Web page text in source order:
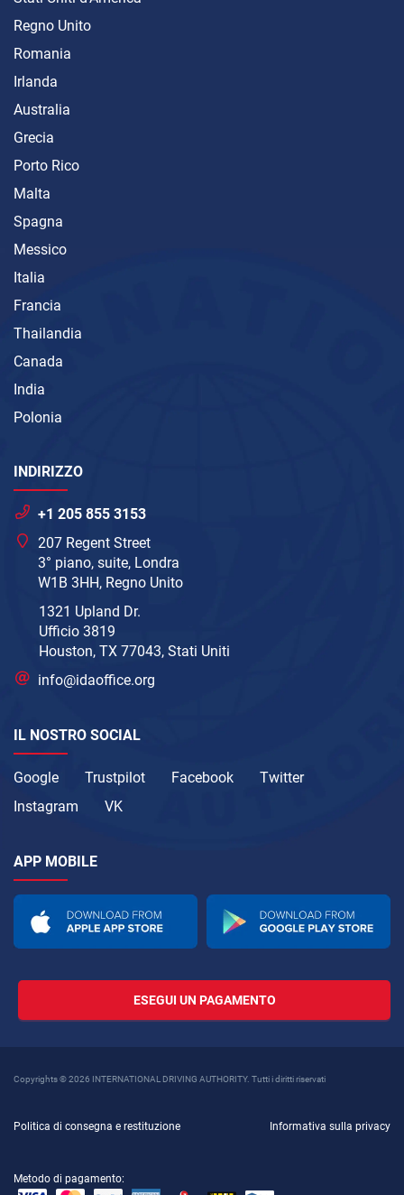
Regno Unito
Romania
Irlanda
Australia
Grecia
Porto Rico
Malta
Spagna
Messico
Italia
Francia
Thailandia
Canada
India
Polonia
INDIRIZZO
+1 205 855 3153
207 Regent Street
3° piano, suite, Londra
W1B 3HH, Regno Unito
1321 Upland Dr.
Ufficio 3819
Houston, TX 77043, Stati Uniti
info@idaoffice.org
IL NOSTRO SOCIAL
Google Trustpilot Facebook
Twitter
Instagram
VK
APP MOBILE
ESEGUI UN PAGAMENTO
Copyrights © 2026 INTERNATIONAL DRIVING AUTHORITY. Tutti i diritti riservati
Politica di consegna e restituzione Informativa sulla privacy
Metodo di pagamento: